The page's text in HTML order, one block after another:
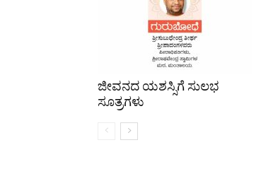
ಜೀವನದ ಯಶಸ್ಸಿಗೆ ಸುಲಭ
ಸೂತ್ರಗಳು